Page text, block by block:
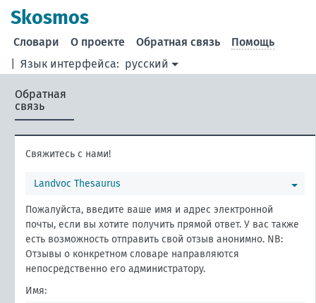
Skosmos
Язык интерфейса: русский
Словари О проекте Обратная связь Помощь
Обратная
связь
Свяжитесь с нами!
Landvoc Thesaurus
Пожалуйста, введите ваше имя и адрес электронной
почты, если вы хотите получить прямой ответ. У вас также
есть возможность отправить свой отзыв анонимно. NB:
Отзывы о конкретном словаре направляются
непосредственно его администратору.
Имя: